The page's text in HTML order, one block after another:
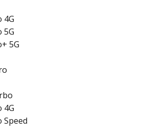
4G
5G
5G
4G
Speed